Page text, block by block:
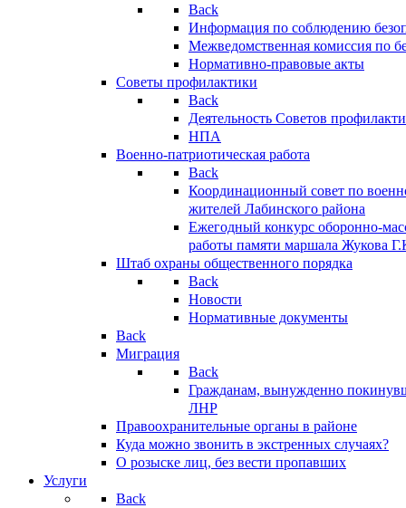
Back
Информация по соблюдению
Межведомственная комиссия по
Нормативно-правовые акты
Советы профилактики
Back
Деятельность Советов
НПА
Военно-патриотическая работа
Back
Координационный совет по
жителей Лабинского района
Ежегодный конкурс оборонно-
работы памяти маршала Жукова
Штаб охраны общественного порядка
Back
Новости
Нормативные документы
Back
Миграция
Back
Гражданам, вынужденно
ЛНР
Правоохранительные органы в районе
Куда можно звонить в экстренных случаях?
О розыске лиц, без вести пропавших
Услуги
Back